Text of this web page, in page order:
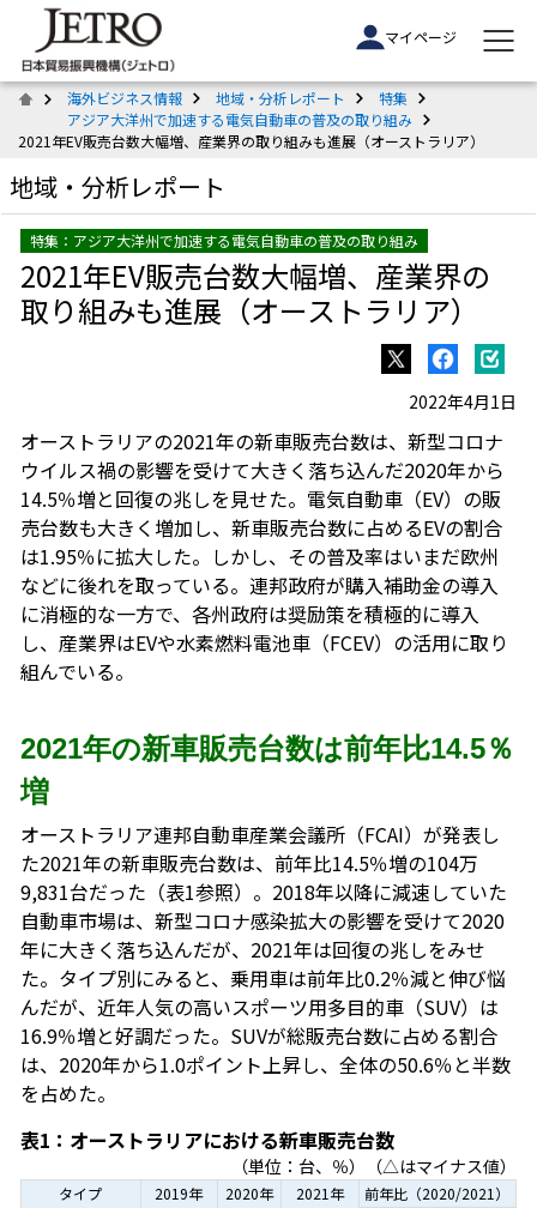
マイページ
海外ビジネス情報 地域・分析レポート
特集
アジア大洋州で加速する電気自動車の普及の取り組み
2021年EV販売台数大幅増、産業界の取り組みも進展（オーストラリア）
地域・分析レポート
特集：アジア大洋州で加速する電気自動車の普及の取り組み
2021年EV販売台数大幅増、産業界の
取り組みも進展（オーストラリア）
2022年4月1日
オーストラリアの2021年の新車販売台数は、新型コロナ
ウイルス禍の影響を受けて大きく落ち込んだ2020年から
14.5％増と回復の兆しを見せた。電気自動車（EV）の販
売台数も大きく増加し、新車販売台数に占めるEVの割合
は1.95％に拡大した。しかし、その普及率はいまだ欧州
などに後れを取っている。連邦政府が購入補助金の導入
に消極的な一方で、各州政府は奨励策を積極的に導入
し、産業界はEVや水素燃料電池車（FCEV）の活用に取り
組んでいる。
2021年の新車販売台数は前年比14.5％
増
オーストラリア連邦自動車産業会議所（FCAI）が発表し
た2021年の新車販売台数は、前年比14.5％増の104万
9,831台だった（表1参照）。2018年以降に減速していた
自動車市場は、新型コロナ感染拡大の影響を受けて2020
年に大きく落ち込んだが、2021年は回復の兆しをみせ
た。タイプ別にみると、乗用車は前年比0.2％減と伸び悩
んだが、近年人気の高いスポーツ用多目的車（SUV）は
16.9％増と好調だった。SUVが総販売台数に占める割合
は、2020年から1.0ポイント上昇し、全体の50.6％と半数
を占めた。
表1：オーストラリアにおける新車販売台数
（単位：台、％）（△はマイナス値）
タイプ 2019年 2020年 2021年
前年比（2020/2021）